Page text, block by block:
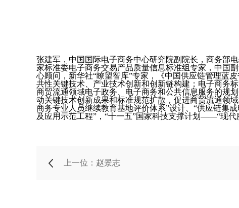
张建军，中国国际电子商务中心研究院副院长，商务部
家标准委电子商务交易产品质量信息标准组专家，中国
心顾问，新华社“瞭望智库”专家，《中国供应链管理蓝
共性关键技术、产业技术创新和创新链构建；电子商务
商贸流通领域电子政务、电子商务和公共信息服务的规
动关键技术创新成果和标准规范扩散，促进商贸流通领
商务专业人员继续教育基地评价体系”设计、“供应链集
及应用示范工程”，“十一五”国家科技支撑计划——“现代
上一位：赵景志